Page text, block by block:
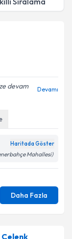
devam
Devamı
Haritada Göster
Mahallesi)
Daha Fazla
Çelenk